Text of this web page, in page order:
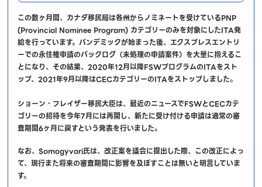
この数ヶ月間、カナダ移民局は各州からノミネートを受けているPNP
(Provincial Nominee Program) カテゴリーのみを対象にしたITA発
給を行っています。パンデミックが始まった後、エクスプレスエントリ
ーでの永住権申請のバックログ（未処理の申請案件）を大量に抱えるこ
とになり、その結果、2020年12月以降FSWプログラムのITAをスト
ップ、2021年9月以降はCECカテゴリーのITAをストップしました。
ショーン・フレイザー移民大臣は、最近のニュースでFSWとCECカテ
ゴリーの招待を今年7月には再開し、新たに受け付ける申請は通常の審
査期間6ヶ月に戻すという発表を行いました。
なお、Somogyvari氏は、改正案を議会に提出した際、この改正によっ
て、現行また将来の審査期間に影響を及ぼすことは無いと明言していま
す。